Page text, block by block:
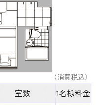
（消費税込）
室数 1名様料金